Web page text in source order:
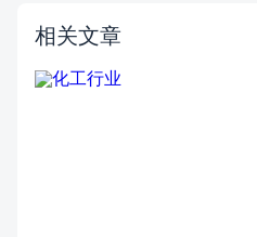
相关文章